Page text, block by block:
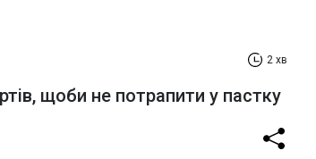
2 хв
щоби не потрапити у пастку